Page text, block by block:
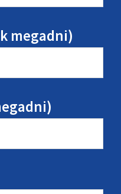
megadni)